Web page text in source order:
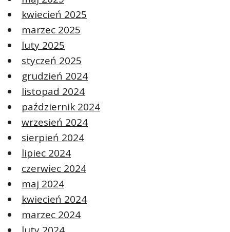
kwiecień 2025
marzec 2025
luty 2025
styczeń 2025
grudzień 2024
listopad 2024
październik 2024
wrzesień 2024
sierpień 2024
lipiec 2024
czerwiec 2024
maj 2024
kwiecień 2024
marzec 2024